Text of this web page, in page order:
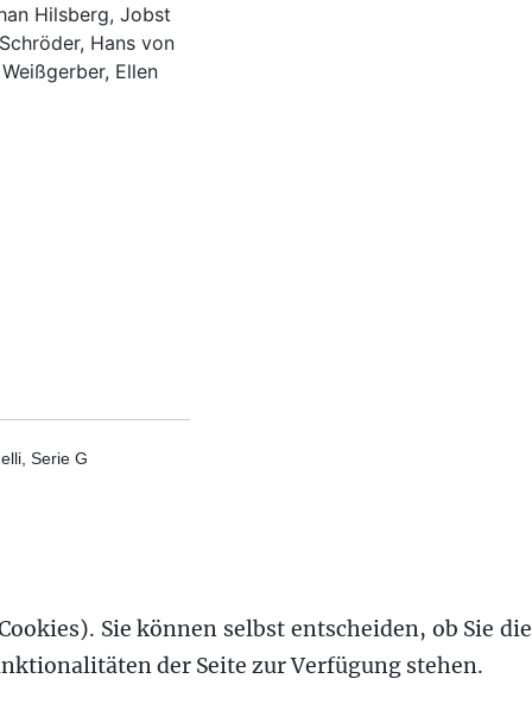
Hilsberg, Jobst
Hans von
Ellen
Serie G
Sie können selbst entscheiden, ob Sie die
der Seite zur Verfügung stehen.